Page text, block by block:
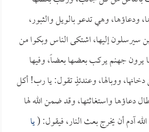
ودعاؤها، وهي تدعو بالويل والثبور،
سيرسلون إليها، اشتكى الناس وبكوا من
يرون جهنم يركب بعضها بعضاً، وفيها
دخانها، ووبالها، وعندئذٍ تقول: يا رب! أكل
دعاؤها واستغاثتها، وقد ضمن الله لها
آدم أن يخرج بعث النار، فيقول: (يا